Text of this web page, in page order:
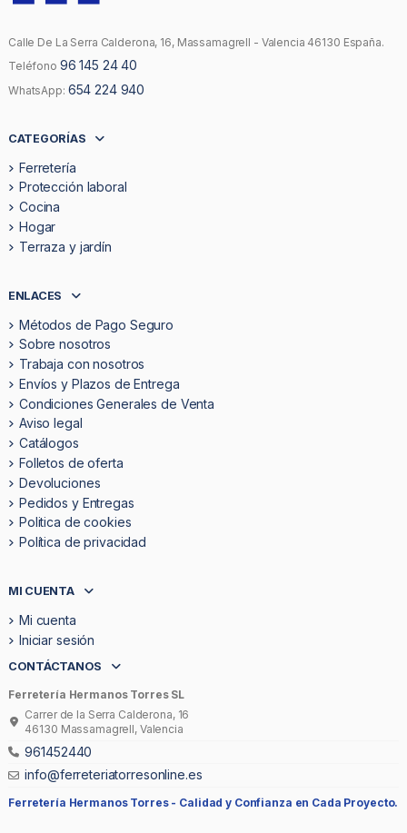
Calle De La Serra Calderona, 16, Massamagrell - Valencia 46130 España.
Teléfono 96 145 24 40
WhatsApp: 654 224 940
CATEGORÍAS
Ferretería
Protección laboral
Cocina
Hogar
Terraza y jardín
ENLACES
Métodos de Pago Seguro
Sobre nosotros
Trabaja con nosotros
Envíos y Plazos de Entrega
Condiciones Generales de Venta
Aviso legal
Catálogos
Folletos de oferta
Devoluciones
Pedidos y Entregas
Politica de cookies
Política de privacidad
MI CUENTA
Mi cuenta
Iniciar sesión
CONTÁCTANOS
Ferretería Hermanos Torres SL
Carrer de la Serra Calderona, 16
46130 Massamagrell, Valencia
961452440
info@ferreteriatorresonline.es
Ferretería Hermanos Torres - Calidad y Confianza en Cada Proyecto.